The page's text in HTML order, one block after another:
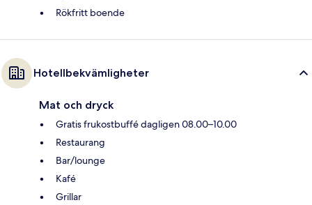
Rökfritt boende
Hotellbekvämligheter
Mat och dryck
Gratis frukostbuffé dagligen 08.00–10.00
Restaurang
Bar/lounge
Kafé
Grillar